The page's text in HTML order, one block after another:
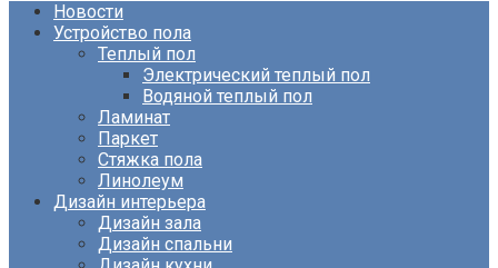
Новости
Устройство пола
Теплый пол
Электрический теплый пол
Водяной теплый пол
Ламинат
Паркет
Стяжка пола
Линолеум
Дизайн интерьера
Дизайн зала
Дизайн спальни